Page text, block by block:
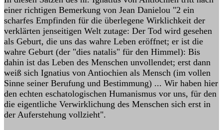
einer richtigen Bemerkung von Jean Danielou "2 ein
scharfes Empfinden für die überlegene Wirklichkeit der
verklärten jenseitigen Welt zutage: Der Tod wird gesehen
als Geburt, die uns das wahre Leben eröffnet; er ist die
wahre Geburt (der "dies natalis" für den Himmel): Bis
dahin ist das Leben des Menschen unvollendet; erst dann
weiß sich Ignatius von Antiochien als Mensch (im vollen
Sinne seiner Berufung und Bestimmung) ... Wir haben hier
den echten eschatologischen Humanismus vor uns, für den
die eigentliche Verwirklichung des Menschen sich erst in
der Auferstehung vollzieht".